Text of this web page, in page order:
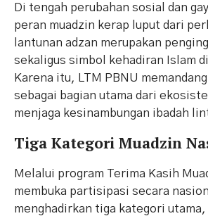
Di tengah perubahan sosial dan
peran muadzin kerap luput dari
lantunan adzan merupakan
sekaligus simbol kehadiran Islam
Karena itu, LTM PBNU
sebagai bagian utama dari
menjaga kesinambungan ibadah
Tiga Kategori Muadzin
Melalui program Terima Kasih
membuka partisipasi secara
menghadirkan tiga kategori utama,